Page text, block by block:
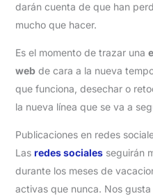
darán cuenta de que han
mucho que hacer.
Es el momento de trazar una
webde cara a la nueva
que funciona, desechar o
la nueva línea que se va a
Publicaciones en redes
Las redes socialesseguirán
durante los meses de
activas que nunca. Nos